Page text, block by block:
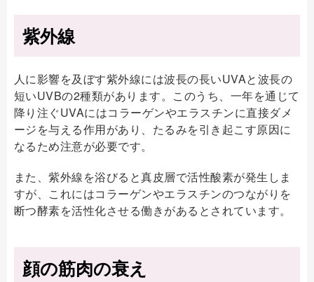
紫外線
人に影響を及ぼす紫外線には波長の長いUVAと波長の
短いUVBの2種類があります。このうち、一年を通じて
降り注ぐUVAにはコラーゲンやエラスチンに直接ダメ
ージを与える作用があり、たるみを引き起こす原因に
なるため注意が必要です。
また、紫外線を浴びると真皮層で活性酸素が発生しま
すが、これにはコラーゲンやエラスチンのつながりを
断つ酵素を活性化させる働きがあるとされています。
顔の筋肉の衰え